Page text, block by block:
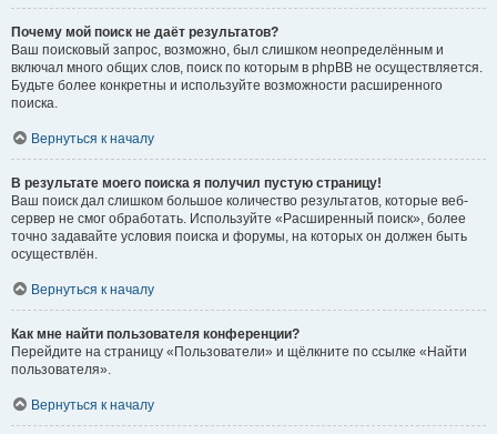
Почему мой поиск не даёт результатов?
Ваш поисковый запрос, возможно, был слишком неопределённым и
включал много общих слов, поиск по которым в phpBB не осуществляется.
Будьте более конкретны и используйте возможности расширенного
поиска.
Вернуться к началу
В результате моего поиска я получил пустую страницу!
Ваш поиск дал слишком большое количество результатов, которые веб-
сервер не смог обработать. Используйте «Расширенный поиск», более
точно задавайте условия поиска и форумы, на которых он должен быть
осуществлён.
Вернуться к началу
Как мне найти пользователя конференции?
Перейдите на страницу «Пользователи» и щёлкните по ссылке «Найти
пользователя».
Вернуться к началу